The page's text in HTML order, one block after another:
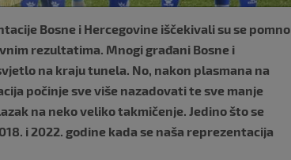
Bosne i Hercegovine iščekivali su se pomno
rezultatima. Mnogi građani Bosne i
na kraju tunela. No, nakon plasmana na
počinje sve više nazadovati te sve manje
na neko veliko takmičenje. Jedino što se
i 2022. godine kada se naša reprezentacija